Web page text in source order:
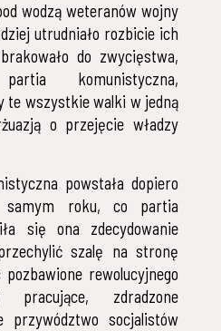
wodzą weteranów wojny
utrudniało rozbicie ich
do zwycięstwa,
komunistyczna,
te wszystkie walki w jedną
o przejęcie władzy
powstała dopiero
roku, co partia
się ona zdecydowanie
szalę na stronę
rewolucyjnego
pracujące, zdradzone
przywództwo socjalistów